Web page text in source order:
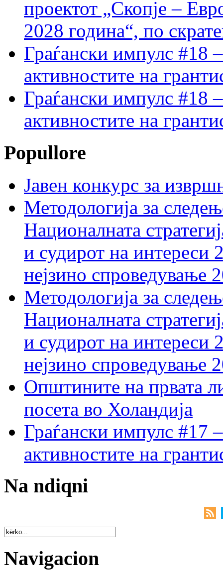
проектот „Скопје –
2028 година“, по
Граѓански импулс #18
активностите на
Граѓански импулс #18
активностите на
Popullore
Јавен конкурс за
Методологија за
Националната
и судирот на интереси
нејзино спроведување
Методологија за
Националната
и судирот на интереси
нејзино спроведување
Општините на првата
посета во Холандија
Граѓански импулс #17
активностите на
Na ndiqni
Navigacion